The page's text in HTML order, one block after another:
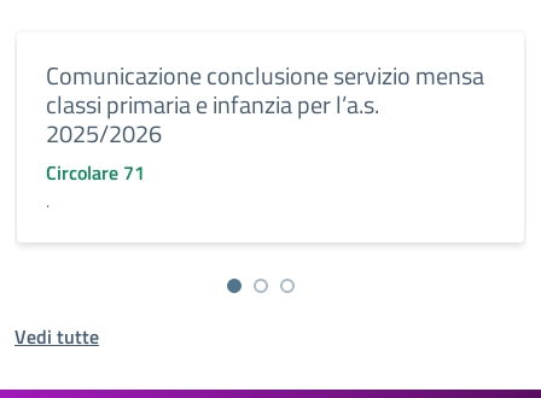
Comunicazione conclusione servizio mensa
classi primaria e infanzia per l’a.s.
2025/2026
Circolare 71
.
Vedi tutte